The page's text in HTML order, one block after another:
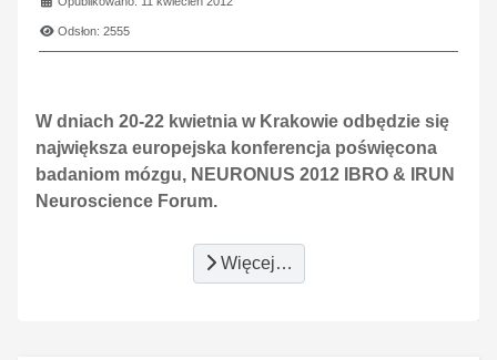
Odsłon: 2555
W dniach 20-22 kwietnia w Krakowie odbędzie się
największa europejska konferencja poświęcona
badaniom mózgu, NEURONUS 2012 IBRO & IRUN
Neuroscience Forum.
Więcej…